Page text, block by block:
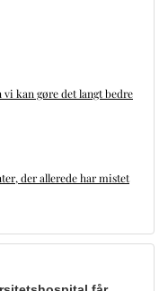
kan gøre det langt bedre
der allerede har mistet